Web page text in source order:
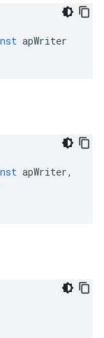
apWriter
apWriter,